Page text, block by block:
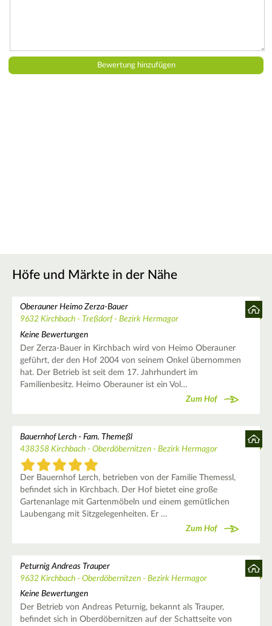
Höfe und Märkte in der Nähe
Oberauner Heimo Zerza-Bauer
9632 Kirchbach - Treßdorf - Bezirk Hermagor
Keine Bewertungen
Der Zerza-Bauer in Kirchbach wird von Heimo Oberauner
geführt, der den Hof 2004 von seinem Onkel übernommen
hat. Der Betrieb ist seit dem 17. Jahrhundert im
Familienbesitz. Heimo Oberauner ist ein Vol…
Zum Hof
Bauernhof Lerch - Fam. Themeßl
438358 Kirchbach - Oberdöbernitzen - Bezirk Hermagor
Der Bauernhof Lerch, betrieben von der Familie Themessl,
befindet sich in Kirchbach. Der Hof bietet eine große
Gartenanlage mit Gartenmöbeln und einem gemütlichen
Laubengang mit Sitzgelegenheiten. Er …
Zum Hof
Peturnig Andreas Trauper
9632 Kirchbach - Oberdöbernitzen - Bezirk Hermagor
Keine Bewertungen
Der Betrieb von Andreas Peturnig, bekannt als Trauper,
befindet sich in Oberdöbernitzen auf der Schattseite von